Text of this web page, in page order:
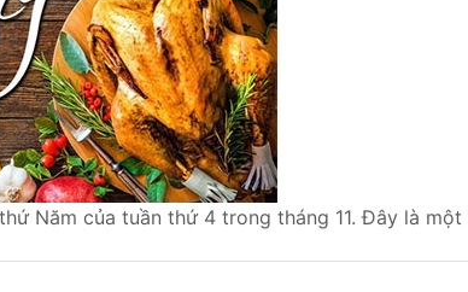
Năm của tuần thứ 4 trong tháng 11. Đây là